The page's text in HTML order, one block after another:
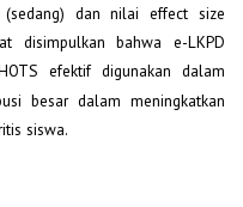
dan nilai effect size
disimpulkan bahwa e-LKPD
efektif digunakan dalam
besar dalam meningkatkan
siswa.